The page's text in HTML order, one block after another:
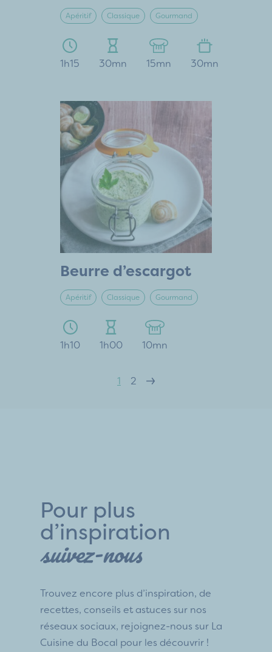
Apéritif Classique Gourmand
1h15 30mn 15mn 30mn
Beurre d’escargot
Apéritif Classique Gourmand
1h10 1h00 10mn
1 2
Pour plus
d’inspiration
suivez-nous
Trouvez encore plus d’inspiration, de
recettes, conseils et astuces sur nos
réseaux sociaux, rejoignez-nous sur La
Cuisine du Bocal pour les découvrir !